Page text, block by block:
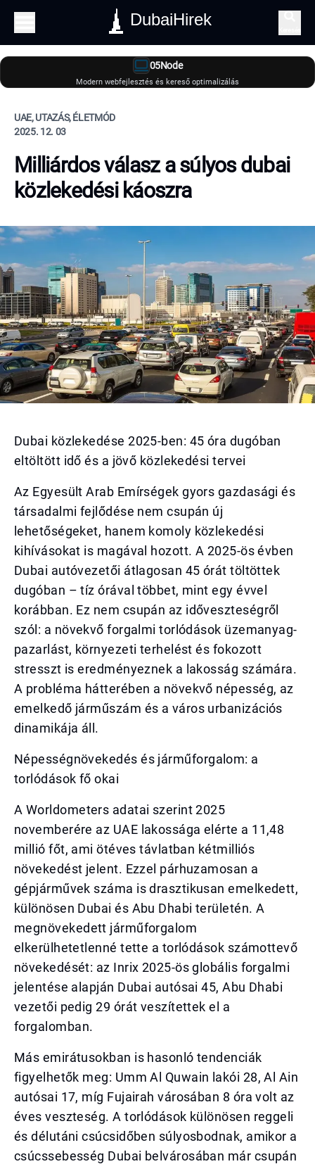
DubaiHirek
05Node
Modern webfejlesztés és kereső optimalizálás
UAE, UTAZÁS, ÉLETMÓD
2025. 12. 03
Milliárdos válasz a súlyos dubai
közlekedési káoszra
Dubai közlekedése 2025-ben: 45 óra dugóban
eltöltött idő és a jövő közlekedési tervei
Az Egyesült Arab Emírségek gyors gazdasági és
társadalmi fejlődése nem csupán új
lehetőségeket, hanem komoly közlekedési
kihívásokat is magával hozott. A 2025-ös évben
Dubai autóvezetői átlagosan 45 órát töltöttek
dugóban – tíz órával többet, mint egy évvel
korábban. Ez nem csupán az időveszteségről
szól: a növekvő forgalmi torlódások üzemanyag-
pazarlást, környezeti terhelést és fokozott
stresszt is eredményeznek a lakosság számára.
A probléma hátterében a növekvő népesség, az
emelkedő járműszám és a város urbanizációs
dinamikája áll.
Népességnövekedés és járműforgalom: a
torlódások fő okai
A Worldometers adatai szerint 2025
novemberére az UAE lakossága elérte a 11,48
millió főt, ami ötéves távlatban kétmilliós
növekedést jelent. Ezzel párhuzamosan a
gépjárművek száma is drasztikusan emelkedett,
különösen Dubai és Abu Dhabi területén. A
megnövekedett járműforgalom
elkerülhetetlenné tette a torlódások számottevő
növekedését: az Inrix 2025-ös globális forgalmi
jelentése alapján Dubai autósai 45, Abu Dhabi
vezetői pedig 29 órát veszítettek el a
forgalomban.
Más emirátusokban is hasonló tendenciák
figyelhetők meg: Umm Al Quwain lakói 28, Al Ain
autósai 17, míg Fujairah városában 8 óra volt az
éves veszteség. A torlódások különösen reggeli
és délutáni csúcsidőben súlyosbodnak, amikor a
csúcssebesség Dubai belvárosában már csupán